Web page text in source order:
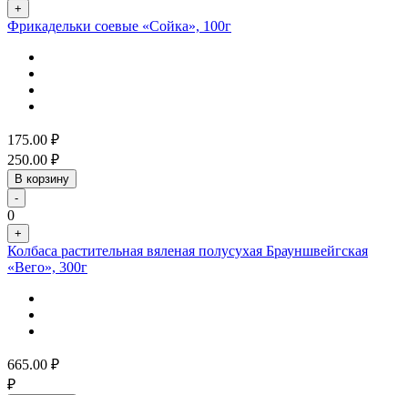
+
Фрикадельки соевые «Сойка», 100г
175.00 ₽
250.00 ₽
В корзину
-
0
+
Колбаса растительная вяленая полусухая Брауншвейгская
«Вего», 300г
665.00 ₽
₽